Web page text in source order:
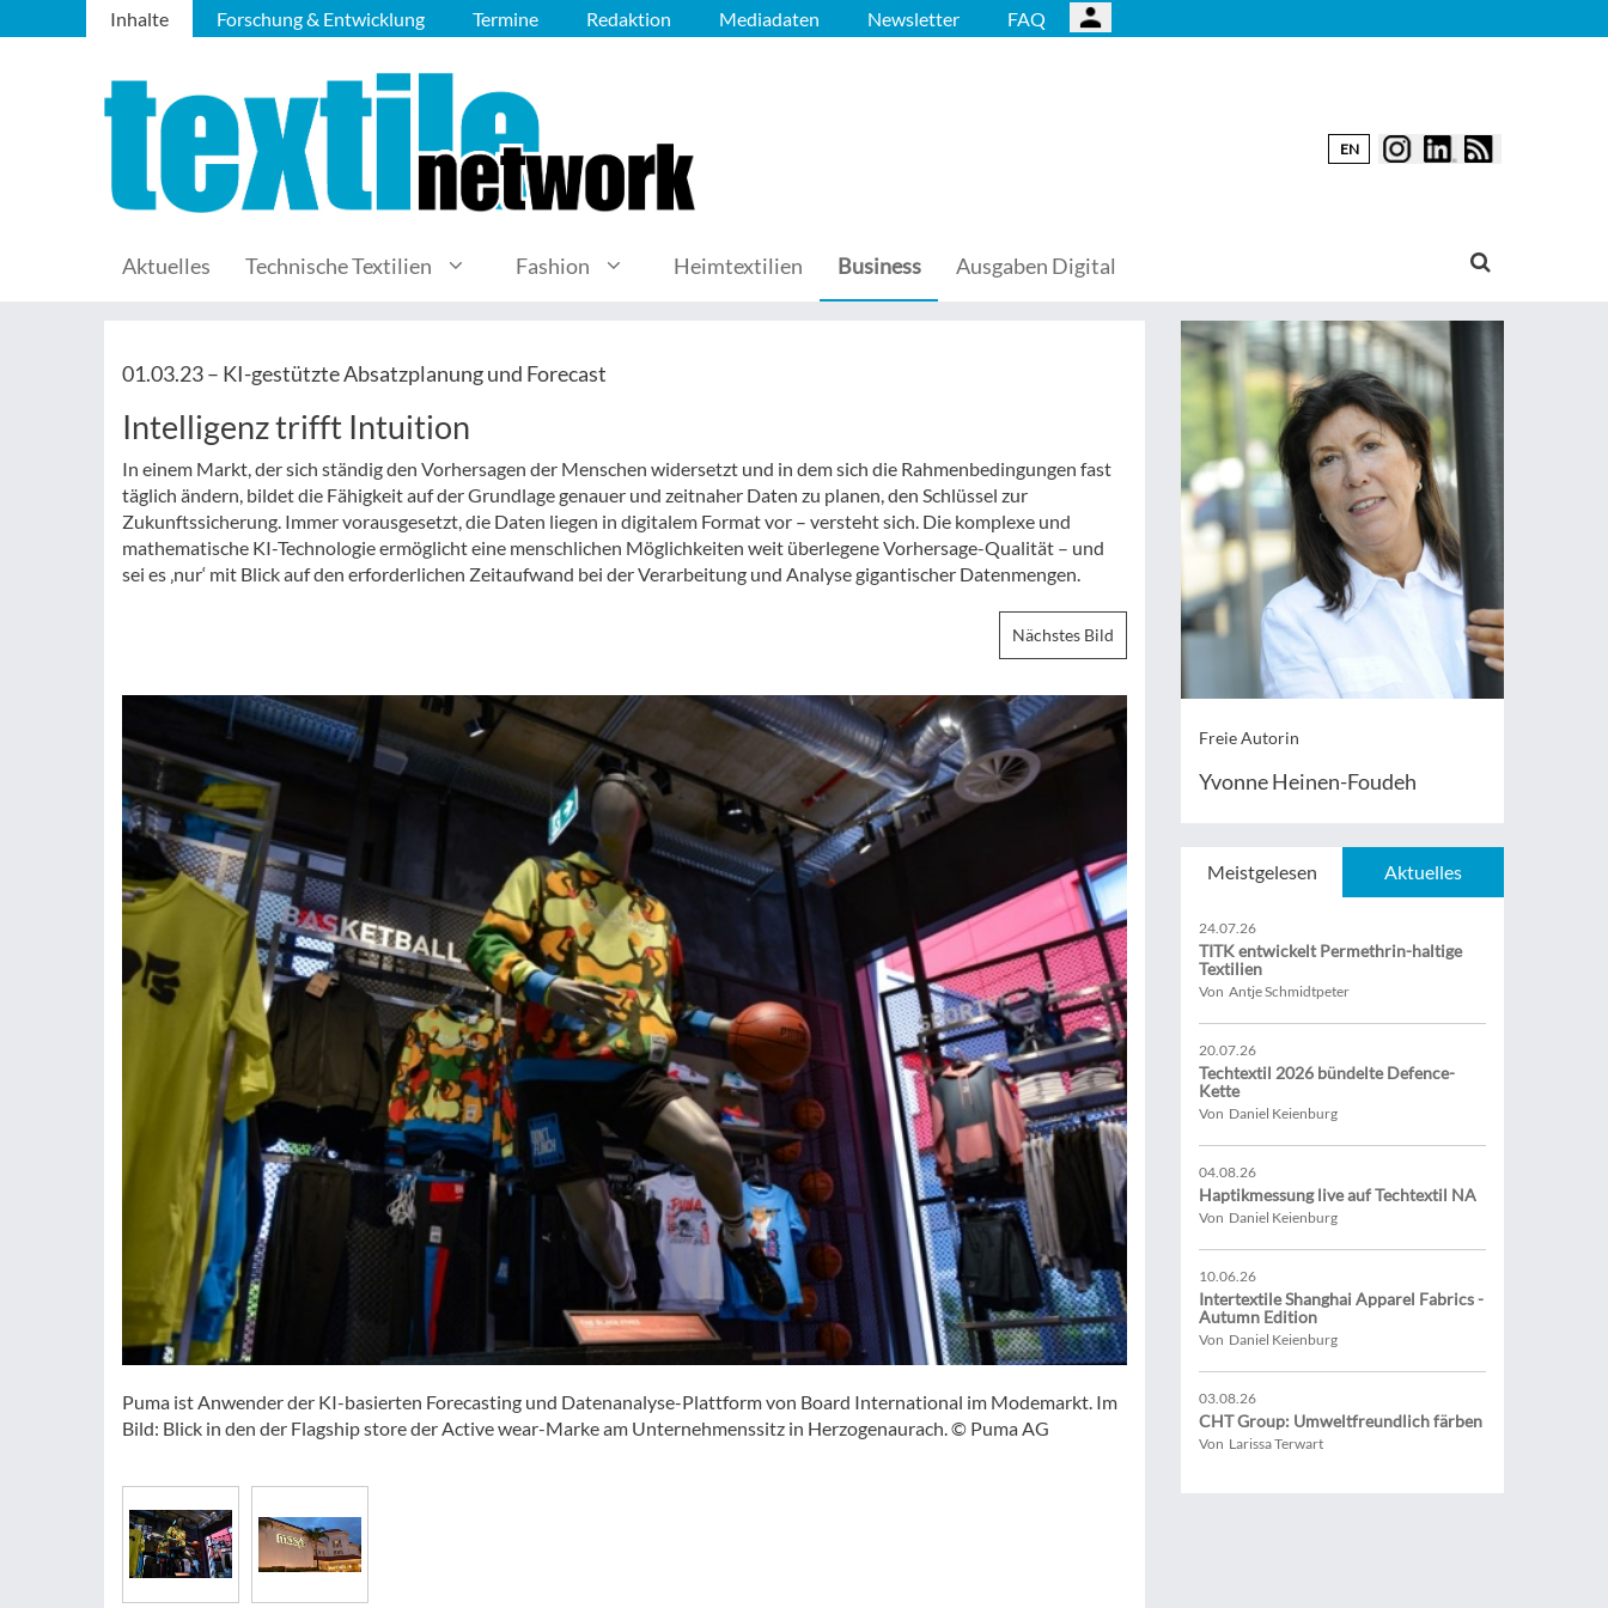
Inhalte Forschung & Entwicklung Termine Redaktion Mediadaten Newsletter FAQ
EN
Aktuelles Technische Textilien Fashion Heimtextilien Business Ausgaben Digital
01.03.23 – KI-gestützte Absatzplanung und Forecast
Intelligenz trifft Intuition
In einem Markt, der sich ständig den Vorhersagen der Menschen widersetzt und in dem sich die Rahmenbedingungen fast
täglich ändern, bildet die Fähigkeit auf der Grundlage genauer und zeitnaher Daten zu planen, den Schlüssel zur
Zukunftssicherung. Immer vorausgesetzt, die Daten liegen in digitalem Format vor – versteht sich. Die komplexe und
mathematische KI-Technologie ermöglicht eine menschlichen Möglichkeiten weit überlegene Vorhersage-Qualität – und
sei es ‚nur‘ mit Blick auf den erforderlichen Zeitaufwand bei der Verarbeitung und Analyse gigantischer Datenmengen.
Nächstes Bild
Puma ist Anwender der KI-basierten Forecasting und Datenanalyse-Plattform von Board International im Modemarkt. Im
Bild: Blick in den der Flagship store der Active wear-Marke am Unternehmenssitz in Herzogenaurach. © Puma AG
Freie Autorin
Yvonne Heinen-Foudeh
Meistgelesen Aktuelles
24.07.26
TITK entwickelt Permethrin-haltige
Textilien
Von Antje Schmidtpeter
20.07.26
Techtextil 2026 bündelte Defence-
Kette
Von Daniel Keienburg
04.08.26
Haptikmessung live auf Techtextil NA
Von Daniel Keienburg
10.06.26
Intertextile Shanghai Apparel Fabrics -
Autumn Edition
Von Daniel Keienburg
03.08.26
CHT Group: Umweltfreundlich färben
Von Larissa Terwart